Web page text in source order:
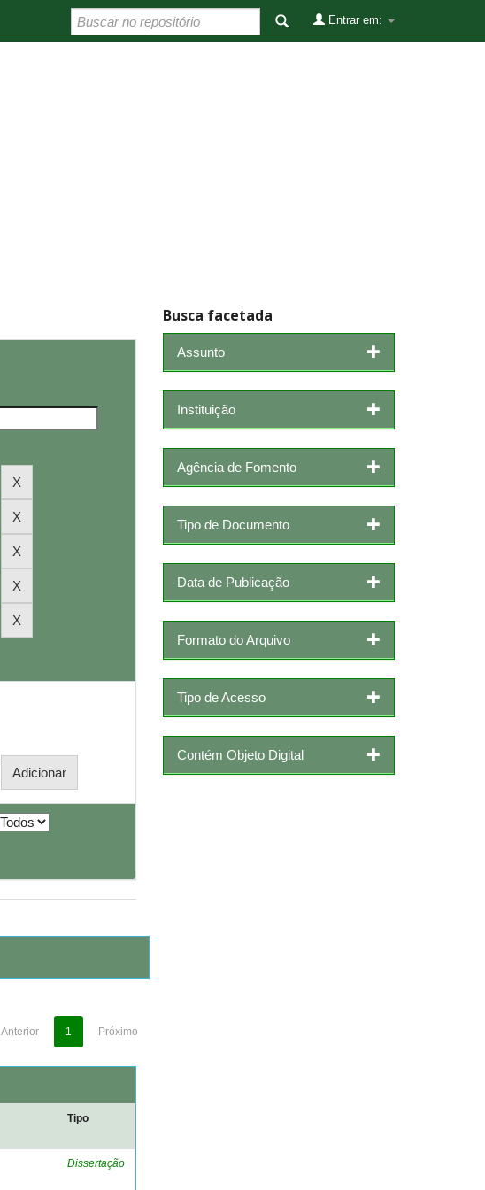
Entrar em:
Anterior 1 Próximo
Tipo
Dissertação
Busca facetada
Assunto
Instituição
Agência de Fomento
Tipo de Documento
Data de Publicação
Formato do Arquivo
Tipo de Acesso
Contém Objeto Digital